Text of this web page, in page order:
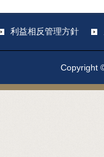
利益相反管理方針
Copyright